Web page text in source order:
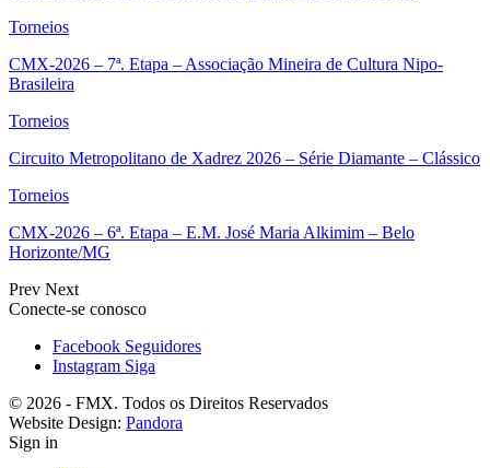
Torneios
CMX-2026 – 7ª. Etapa – Associação Mineira de Cultura Nipo-
Brasileira
Torneios
Circuito Metropolitano de Xadrez 2026 – Série Diamante – Clássico
Torneios
CMX-2026 – 6ª. Etapa – E.M. José Maria Alkimim – Belo
Horizonte/MG
Prev Next
Conecte-se conosco
Facebook Seguidores
Instagram Siga
© 2026 - FMX. Todos os Direitos Reservados
Website Design: Pandora
Sign in